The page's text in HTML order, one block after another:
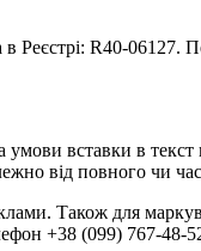
Реєстрі: R40-
вставки в
від повного чи
Також для
+38 (099) 767-48-